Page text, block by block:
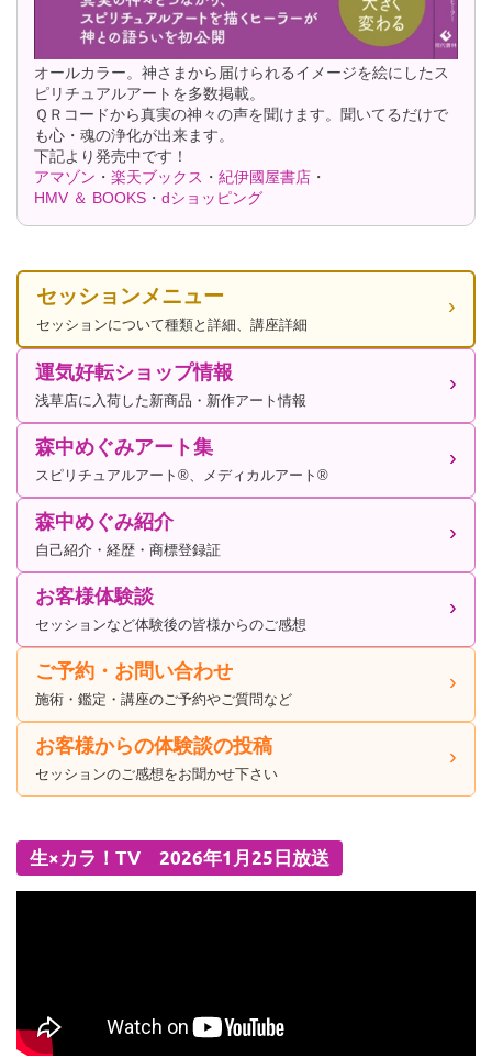
オールカラー。神さまから届けられるイメージを絵にしたス
ピリチュアルアートを多数掲載。
ＱＲコードから真実の神々の声を聞けます。聞いてるだけで
も心・魂の浄化が出来ます。
下記より発売中です！
アマゾン ・ 楽天ブックス ・ 紀伊國屋書店 ・
HMV ＆ BOOKS ・ dショッピング
セッションメニュー
セッションについて種類と詳細、講座詳細
運気好転ショップ情報
浅草店に入荷した新商品・新作アート情報
森中めぐみアート集
スピリチュアルアート®、メディカルアート®
森中めぐみ紹介
自己紹介・経歴・商標登録証
お客様体験談
セッションなど体験後の皆様からのご感想
ご予約・お問い合わせ
施術・鑑定・講座のご予約やご質問など
お客様からの体験談の投稿
セッションのご感想をお聞かせ下さい
生×カラ！TV 2026年1月25日放送